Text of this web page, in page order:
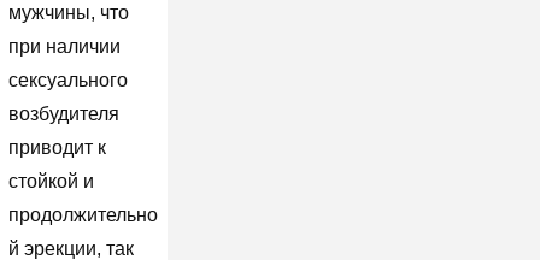
мужчины, что
при наличии
сексуального
возбудителя
приводит к
стойкой и
продолжительно
й эрекции, так